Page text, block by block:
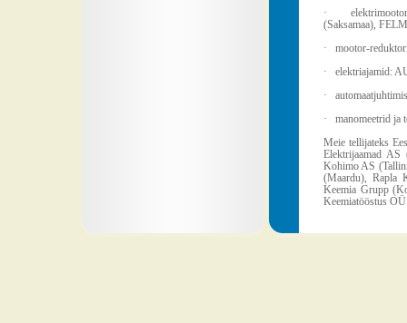
·
(Saksamaa),
· mootor-
· elektriajamid:
·
· manomeetrid ja
Meie tellijateks
Elektrijaamad
Kohimo AS
(Maardu), Rapla
Keemia Grupp
Keemiatööstus